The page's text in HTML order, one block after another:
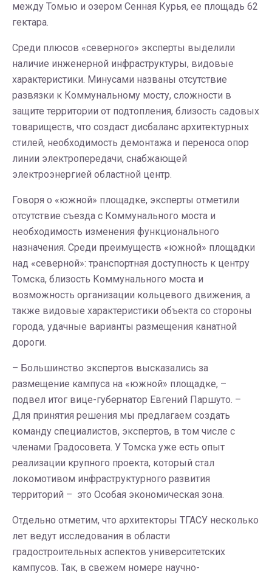
между Томью и озером Сенная Курья, ее площадь 62
гектара.
Среди плюсов «северного» эксперты выделили
наличие инженерной инфраструктуры, видовые
характеристики. Минусами названы отсутствие
развязки к Коммунальному мосту, сложности в
защите территории от подтопления, близость садовых
товариществ, что создаст дисбаланс архитектурных
стилей, необходимость демонтажа и переноса опор
линии электропередачи, снабжающей
электроэнергией областной центр.
Говоря о «южной» площадке, эксперты отметили
отсутствие съезда с Коммунального моста и
необходимость изменения функционального
назначения. Среди преимуществ «южной» площадки
над «северной»: транспортная доступность к центру
Томска, близость Коммунального моста и
возможность организации кольцевого движения, а
также видовые характеристики объекта со стороны
города, удачные варианты размещения канатной
дороги.
– Большинство экспертов высказались за
размещение кампуса на «южной» площадке, –
подвел итог вице-губернатор Евгений Паршуто. –
Для принятия решения мы предлагаем создать
команду специалистов, экспертов, в том числе с
членами Градосовета. У Томска уже есть опыт
реализации крупного проекта, который стал
локомотивом инфраструктурного развития
территорий – это Особая экономическая зона.
Отдельно отметим, что архитекторы ТГАСУ несколько
лет ведут исследования в области
градостроительных аспектов университетских
кампусов. Так, в свежем номере научно-